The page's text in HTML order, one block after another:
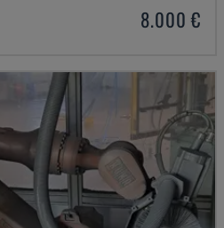
8.000 €